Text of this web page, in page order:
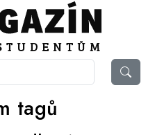
tagů